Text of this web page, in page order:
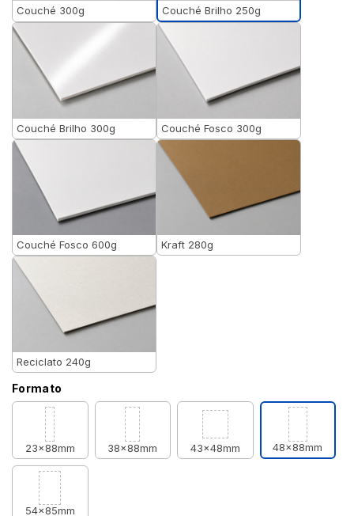
Couché 300g Couché Brilho 250g
Couché Brilho 300g Couché Fosco 300g
Couché Fosco 600g Kraft 280g
Reciclato 240g
Formato
23x88mm 38x88mm 43x48mm 48x88mm
54x85mm